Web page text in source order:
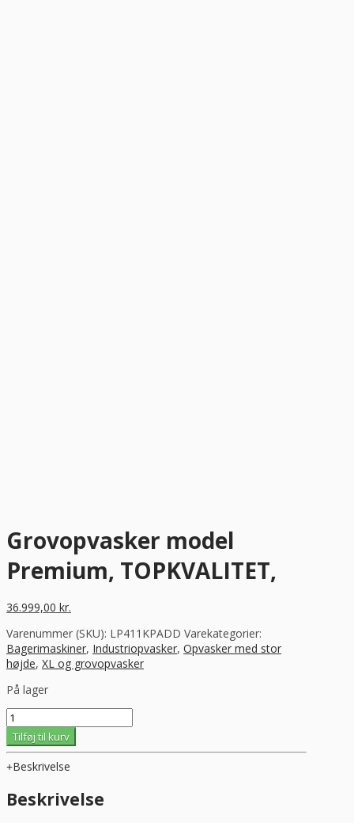
Grovopvasker model
Premium, TOPKVALITET,
36.999,00 kr.
Varenummer (SKU): LP411KPADD Varekategorier:
Bagerimaskiner, Industriopvasker, Opvasker med stor
højde, XL og grovopvasker
På lager
Grovopvasker
model
Premium,
TOPKVALITET,
antal
Tilføj til kurv
Beskrivelse
Beskrivelse